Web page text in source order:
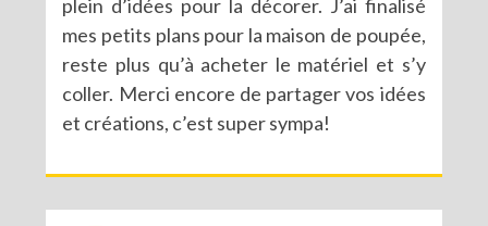
plein d’idées pour la décorer. J’ai finalisé
mes petits plans pour la maison de poupée,
reste plus qu’à acheter le matériel et s’y
coller. Merci encore de partager vos idées
et créations, c’est super sympa!